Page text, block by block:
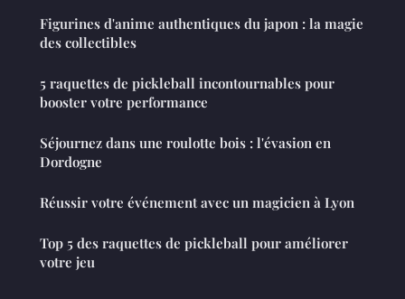
Figurines d'anime authentiques du japon : la magie
des collectibles
5 raquettes de pickleball incontournables pour
booster votre performance
Séjournez dans une roulotte bois : l'évasion en
Dordogne
Réussir votre événement avec un magicien à Lyon
Top 5 des raquettes de pickleball pour améliorer
votre jeu